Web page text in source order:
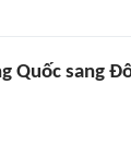
Quốc sang